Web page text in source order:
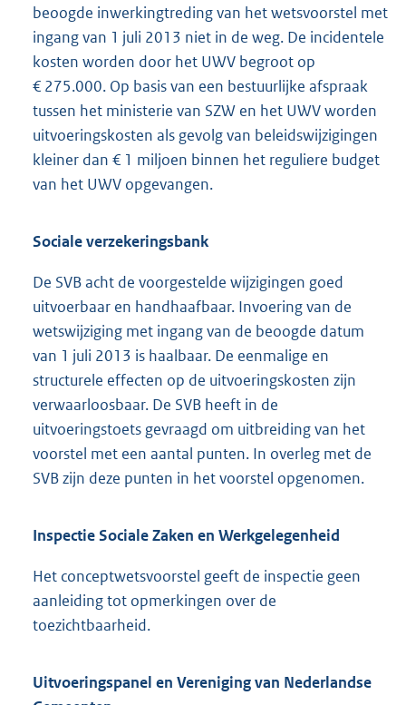
beoogde inwerkingtreding van het wetsvoorstel met
ingang van 1 juli 2013 niet in de weg. De incidentele
kosten worden door het UWV begroot op
€ 275.000. Op basis van een bestuurlijke afspraak
tussen het ministerie van SZW en het UWV worden
uitvoeringskosten als gevolg van beleidswijzigingen
kleiner dan € 1 miljoen binnen het reguliere budget
van het UWV opgevangen.
Sociale verzekeringsbank
De SVB acht de voorgestelde wijzigingen goed
uitvoerbaar en handhaafbaar. Invoering van de
wetswijziging met ingang van de beoogde datum
van 1 juli 2013 is haalbaar. De eenmalige en
structurele effecten op de uitvoeringskosten zijn
verwaarloosbaar. De SVB heeft in de
uitvoeringstoets gevraagd om uitbreiding van het
voorstel met een aantal punten. In overleg met de
SVB zijn deze punten in het voorstel opgenomen.
Inspectie Sociale Zaken en Werkgelegenheid
Het conceptwetsvoorstel geeft de inspectie geen
aanleiding tot opmerkingen over de
toezichtbaarheid.
Uitvoeringspanel en Vereniging van Nederlandse